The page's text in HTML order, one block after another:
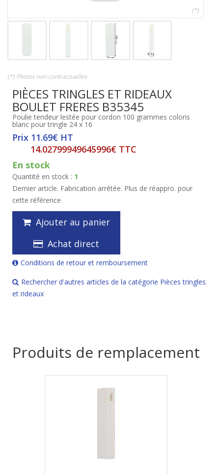
(*)
(*) Photos non contractuelles
PIÈCES TRINGLES ET RIDEAUX
BOULET FRERES B35345
Poulie tendeur lestée pour cordon 100 grammes coloris
blanc pour tringle 24 x 16
Prix 11.69€ HT
14.02799949645996€ TTC
En stock
Quantité en stock : 1
Dernier article. Fabrication arrêtée. Plus de réappro. pour
cette référence
Ajouter au panier
Achat direct
Conditions de retour et remboursement
Rechercher d'autres articles de la catégorie Pièces tringles
et rideaux
Produits de remplacement